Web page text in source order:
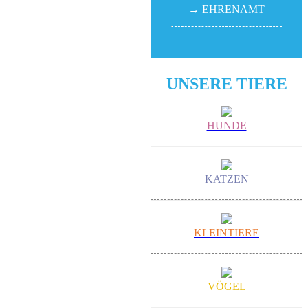
→ EHREN­AMT
UNSERE TIERE
HUNDE
KATZEN
KLEINTIERE
VÖGEL